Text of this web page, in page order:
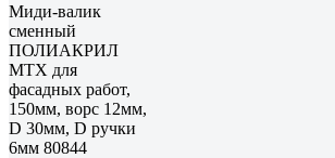
Миди-валик
сменный
ПОЛИАКРИЛ
MTX для
фасадных работ,
150мм, ворс 12мм,
D 30мм, D ручки
6мм 80844